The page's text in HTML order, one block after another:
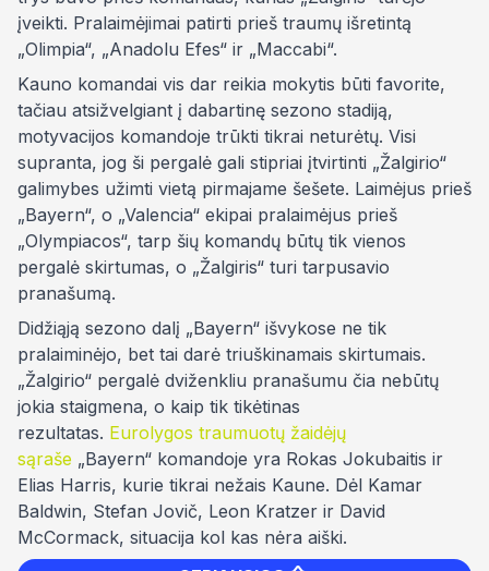
įveikti. Pralaimėjimai patirti prieš traumų išretintą
„Olimpia“, „Anadolu Efes“ ir „Maccabi“.
Kauno komandai vis dar reikia mokytis būti favorite,
tačiau atsižvelgiant į dabartinę sezono stadiją,
motyvacijos komandoje trūkti tikrai neturėtų. Visi
supranta, jog ši pergalė gali stipriai įtvirtinti „Žalgirio“
galimybes užimti vietą pirmajame šešete. Laimėjus prieš
„Bayern“, o „Valencia“ ekipai pralaimėjus prieš
„Olympiacos“, tarp šių komandų būtų tik vienos
pergalė skirtumas, o „Žalgiris“ turi tarpusavio
pranašumą.
Didžiąją sezono dalį „Bayern“ išvykose ne tik
pralaiminėjo, bet tai darė triuškinamais skirtumais.
„Žalgirio“ pergalė dviženkliu pranašumu čia nebūtų
jokia staigmena, o kaip tik tikėtinas
rezultatas. Eurolygos traumuotų žaidėjų
sąraše „Bayern“ komandoje yra Rokas Jokubaitis ir
Elias Harris, kurie tikrai nežais Kaune. Dėl Kamar
Baldwin, Stefan Jovič, Leon Kratzer ir David
McCormack, situacija kol kas nėra aiški.